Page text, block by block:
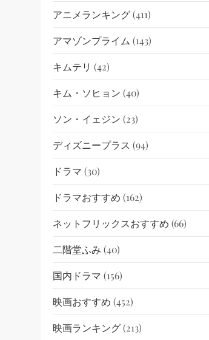
アニメランキング(411)
アマゾンプライム (143)
キムテリ (42)
キム・ソヒョン (40)
ソン・イェジン (23)
ディズニープラス (94)
ドラマ (30)
ドラマおすすめ (162)
ネットフリックスおすすめ (66)
二階堂ふみ (40)
国内ドラマ (156)
映画おすすめ (452)
映画ランキング(213)